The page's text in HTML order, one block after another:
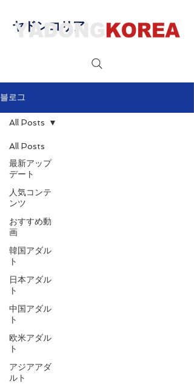
ヤドンコリア
블로그
All Posts
最新アップ
デート
人気コンテ
ンツ
おすすめ動
画
韓国アダル
ト
日本アダル
ト
中国アダル
ト
欧米アダル
ト
アジアアダ
ルト
All Posts